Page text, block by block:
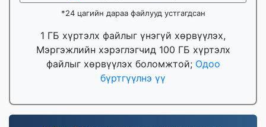
*24 цагийн дараа файлууд устгагдсан
1 ГБ хүртэлх файлыг үнэгүй хөрвүүлэх,
Мэргэжлийн хэрэглэгчид 100 ГБ хүртэлх
файлыг хөрвүүлэх боломжтой; Одоо
бүртгүүлнэ үү